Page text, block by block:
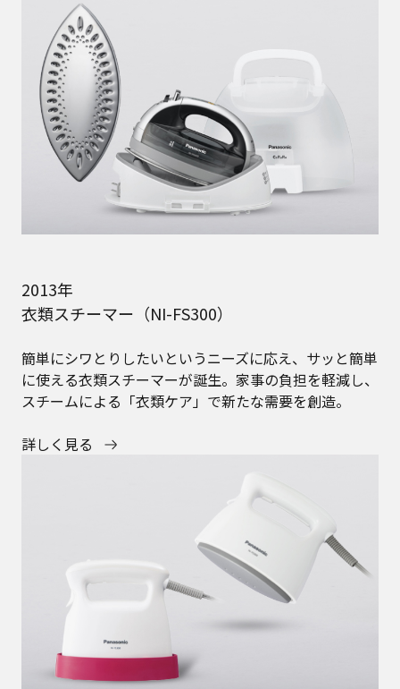
2013年
衣類スチーマー（NI-FS300）
簡単にシワとりしたいというニーズに応え、サッと簡単
に使える衣類スチーマーが誕生。家事の負担を軽減し、
スチームによる「衣類ケア」で新たな需要を創造。
詳しく見る